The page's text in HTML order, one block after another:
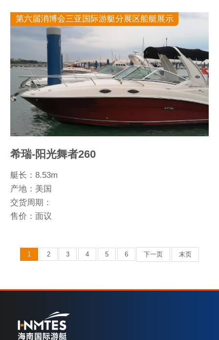
第六届消博会三亚国际游艇分展区船艇展示
希瑞-阳光舞者260
艇长：8.53m
产地：美国
交货周期：
售价：面议
1 2 3 4 5 6 下一页 末页